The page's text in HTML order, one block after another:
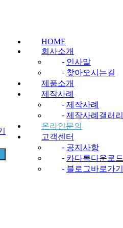
HOME
회사소개
- 인사말
- 찾아오시는길
제품소개
제작사례
- 제작사례
- 제작사례갤러리
온라인문의
고객센터
- 공지사항
- 카다록다운로드
- 블로그바로가기